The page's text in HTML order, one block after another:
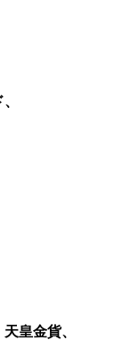
皇金貨、